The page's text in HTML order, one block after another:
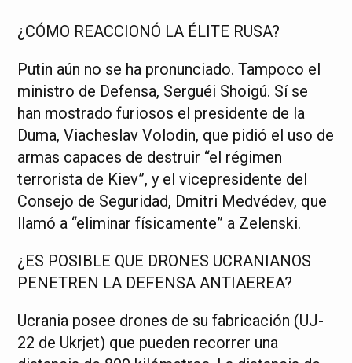
¿CÓMO REACCIONÓ LA ÉLITE RUSA?
Putin aún no se ha pronunciado. Tampoco el
ministro de Defensa, Serguéi Shoigú. Sí se
han mostrado furiosos el presidente de la
Duma, Viacheslav Volodin, que pidió el uso de
armas capaces de destruir “el régimen
terrorista de Kiev”, y el vicepresidente del
Consejo de Seguridad, Dmitri Medvédev, que
llamó a “eliminar físicamente” a Zelenski.
¿ES POSIBLE QUE DRONES UCRANIANOS
PENETREN LA DEFENSA ANTIAEREA?
Ucrania posee drones de su fabricación (UJ-
22 de Ukrjet) que pueden recorrer una